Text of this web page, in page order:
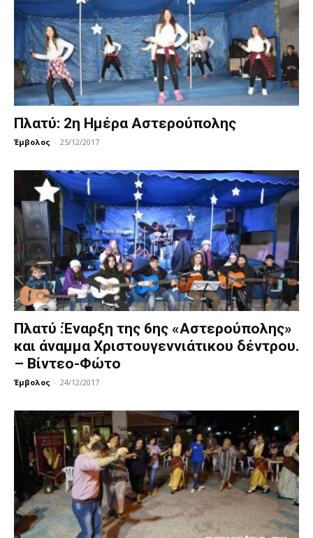
Πλατύ: 2η Ημέρα Αστερούπολης
Έμβολος - 25/12/2017
Πλατύ :Έναρξη της 6ης «Αστερούπολης»
και άναμμα Χριστουγεννιάτικου δέντρου.
– Βίντεο-Φώτο
Έμβολος - 24/12/2017